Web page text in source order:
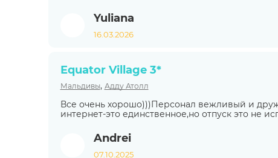
Yuliana
16.03.2026
Equator Village 3*
Мальдивы, Адду Атолл
Все очень хорошо)))Персонал вежливый и
интернет-это единственное,но отпуск это не
Andrei
07.10.2025